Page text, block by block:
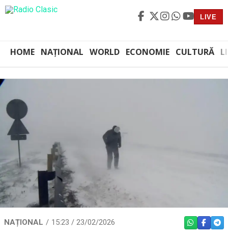
LIVE
HOME NAȚIONAL WORLD ECONOMIE CULTURĂ
NAȚIONAL 15:23 / 23/02/2026 WHATSAPP